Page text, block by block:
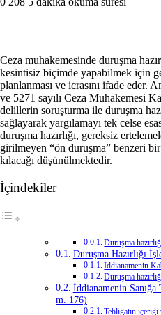
Ceza muhakemesinde duruşma
kesintisiz biçimde yapabilmek için
planlanması ve icrasını ifade eder.
ve 5271 sayılı Ceza Muhakemesi
delillerin soruşturma ile duruşma
sağlayarak yargılamayı tek celse
duruşma hazırlığı, gereksiz
girilmeyen “ön duruşma” benzeri
kılacağı düşünülmektedir.
İçindekiler
Duruşma
Duruşma Hazırlığı
İddianamenin
Duruşma
İddianamenin Sanığa
m. 176)
Tebligatın